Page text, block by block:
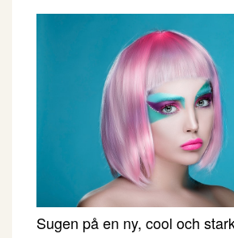
Sugen på en ny, cool och